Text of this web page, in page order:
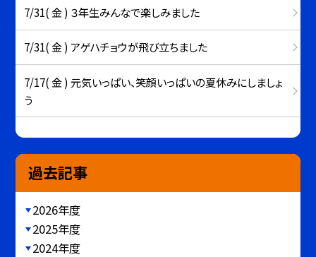
7/31( 金 ) ３年生みんなで楽しみました
7/31( 金 ) アゲハチョウが飛び立ちました
7/17( 金 ) 元気いっぱい、笑顔いっぱいの夏休みにしましょ
う
過去記事
2026年度
2025年度
2024年度